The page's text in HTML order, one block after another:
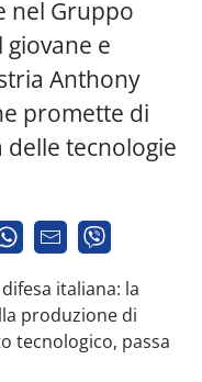
nel Gruppo
giovane e
Anthony
promette di
tecnologie
italiana: la
produzione di
tecnologico, passa